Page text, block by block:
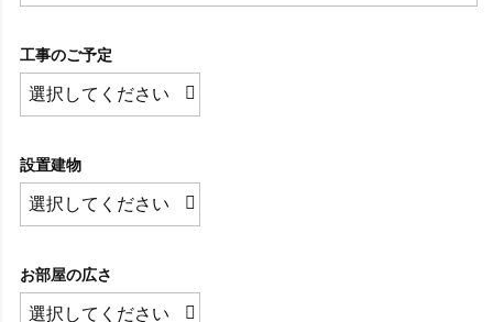
工事のご予定
設置建物
お部屋の広さ